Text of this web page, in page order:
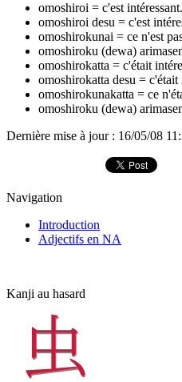
omoshiroi = c'est
omoshiroi desu = c'est
omoshirokunai = ce n'est
omoshiroku (dewa)
omoshirokatta = c'était
omoshirokatta desu =
omoshirokunakatta = ce
omoshiroku (dewa)
Dernière mise à jour : 16/05/08
Navigation
Introduction
Adjectifs en NA
Kanji au hasard